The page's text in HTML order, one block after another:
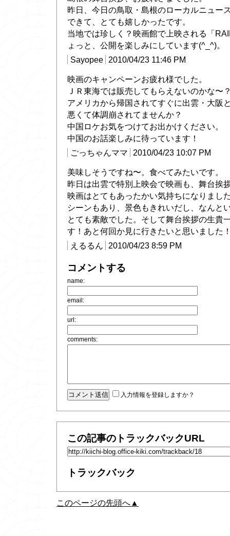
昨日、今日の鳥取・島根のローカルニュー
できて、とても嬉しかったです。
当地では珍しく？映画館で上映される「
ょっと、公開を楽しみにしています(^_^)。
Sayopee
2010/04/23 11:46 PM
映画のキャンペーンお疲れ様でした。
ＪＲ東海では販売してもらえないのかな〜
アメリカから帰国されてすぐに出雲・大阪
悪くて体調崩されてませんか？
中国ロケお気をつけてお出かけください。
中国のお話楽しみに待っています！
ごっちゃんママ
2010/04/23 10:07 PM
美味しそうですね〜。食べてみたいです。
昨日は出雲で特別上映会で映画も、舞台挨
映画はとてもあったかい気持ちになりまし
シーンもあり、景色もきれいだし、なんと
とても素敵でした。そして舞台挨拶の生貴
す！あと何回か見に行きたいと思いました
えるるん
2010/04/23 8:59 PM
コメントする
name:
email:
url:
comments:
入力情報を登録しますか？
この記事のトラックバックURL
トラックバック
このページの先頭へ▲